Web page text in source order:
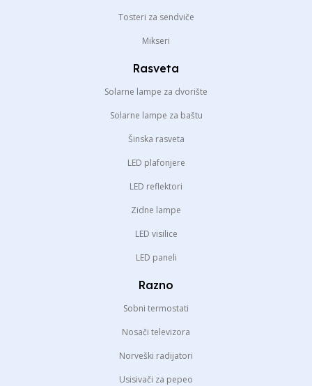
Tosteri za sendviče
Mikseri
Rasveta
Solarne lampe za dvorište
Solarne lampe za baštu
Šinska rasveta
LED plafonjere
LED reflektori
Zidne lampe
LED visilice
LED paneli
Razno
Sobni termostati
Nosači televizora
Norveški radijatori
Usisivači za pepeo